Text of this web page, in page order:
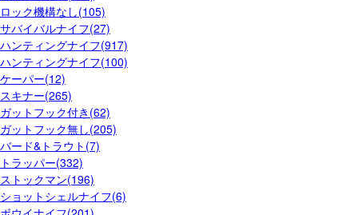
ロック機構なし(105)
サバイバルナイフ(27)
ハンティングナイフ(917)
ハンティングナイフ(100)
ケーパー(12)
スキナー(265)
ガットフック付き(62)
ガットフック無し(205)
バード&トラウト(7)
トラッパー(332)
ストックマン(196)
ショットシェルナイフ(6)